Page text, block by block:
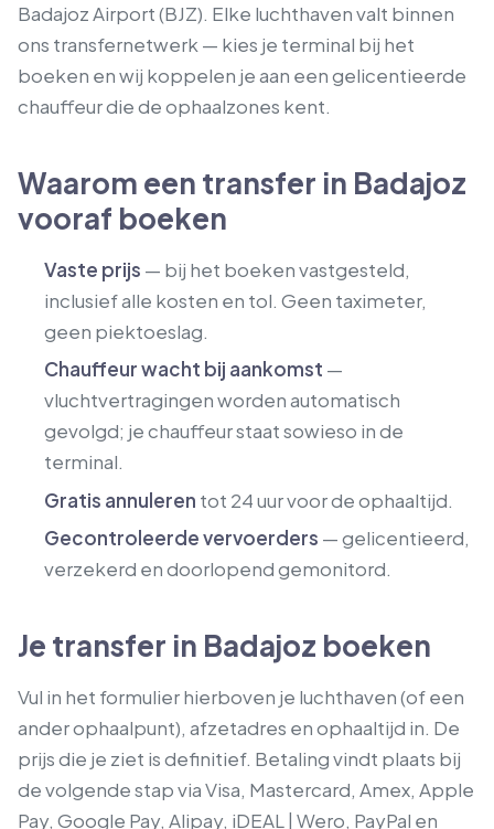
Badajoz Airport (BJZ). Elke luchthaven valt binnen
ons transfernetwerk — kies je terminal bij het
boeken en wij koppelen je aan een gelicentieerde
chauffeur die de ophaalzones kent.
Waarom een transfer in Badajoz
vooraf boeken
Vaste prijs — bij het boeken vastgesteld,
inclusief alle kosten en tol. Geen taximeter,
geen piektoeslag.
Chauffeur wacht bij aankomst —
vluchtvertragingen worden automatisch
gevolgd; je chauffeur staat sowieso in de
terminal.
Gratis annuleren tot 24 uur voor de ophaaltijd.
Gecontroleerde vervoerders — gelicentieerd,
verzekerd en doorlopend gemonitord.
Je transfer in Badajoz boeken
Vul in het formulier hierboven je luchthaven (of een
ander ophaalpunt), afzetadres en ophaaltijd in. De
prijs die je ziet is definitief. Betaling vindt plaats bij
de volgende stap via Visa, Mastercard, Amex, Apple
Pay, Google Pay, Alipay, iDEAL | Wero, PayPal en